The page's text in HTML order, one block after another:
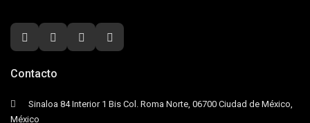
Contacto
Sinaloa 84 Interior 1 Bis Col. Roma Norte, 06700 Ciudad de México,
México